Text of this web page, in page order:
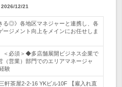
2026/12/21
る◎》各地区マネジャーと連携し、各
ージメント向上をメインにお任せしま
＜必須＞◆多店舗展開ビジネス企業で
営業）部門でのエリアマネージャ
験
軒茶屋2-2-16 YKビル10F 【雇入れ直